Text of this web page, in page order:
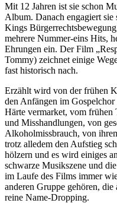
Mit 12 Jahren ist sie schon
Album. Danach engagiert
Kings
mehrere Nummer-eins Hits,
Ehrungen ein. Der Film
Tommy) zeichnet einige
fast historisch nach.
Erzählt wird von der frühen
den Anfängen im
Härte vermarket, vom frühen
und Misshandlungen, von
Alkoholmissbrauch, von
trotz alledem den Aufstieg
hölzern und es wird einiges
schwarze Musikszene und
im Laufe des Films immer
anderen Gruppe gehören,
reine Name-Dropping.